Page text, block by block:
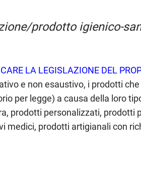
prodotto igienico-
LA LEGISLAZIONE DEL
e non esaustivo, i prodotti
per legge) a causa della loro
prodotti personalizzati, prodotti
medici, prodotti artigianali con